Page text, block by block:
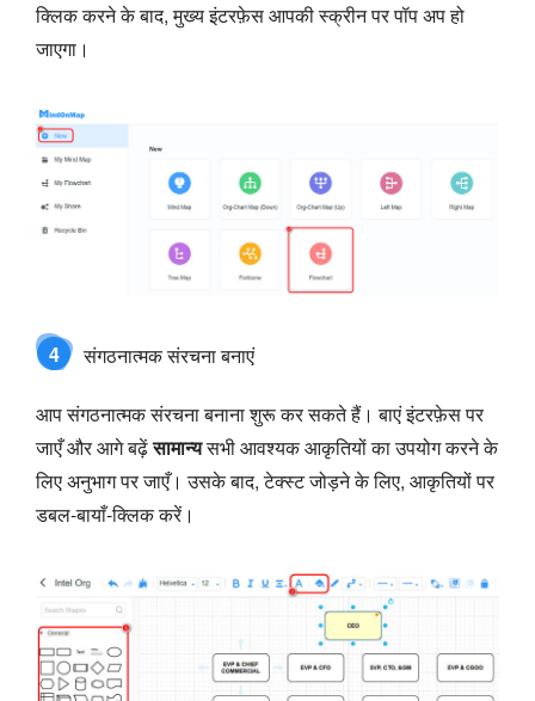
क्लिक करने के बाद, मुख्य इंटरफ़ेस आपकी स्क्रीन पर पॉप अप हो
जाएगा।
4 संगठनात्मक संरचना बनाएं
आप संगठनात्मक संरचना बनाना शुरू कर सकते हैं। बाएं इंटरफ़ेस पर
जाएँ और आगे बढ़ेंसामान्यसभी आवश्यक आकृतियों का उपयोग करने के
लिए अनुभाग पर जाएँ। उसके बाद, टेक्स्ट जोड़ने के लिए, आकृतियों पर
डबल-बायाँ-क्लिक करें।